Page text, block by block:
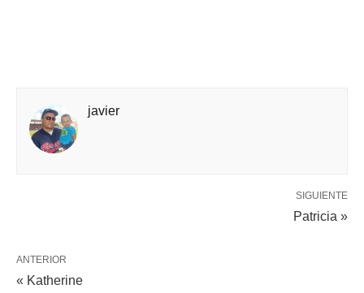
javier
SIGUIENTE
Patricia »
ANTERIOR
« Katherine